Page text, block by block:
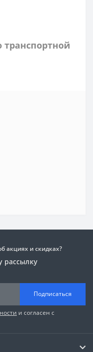
акциях и скидках?
рассылку
Подписаться
и согласен с